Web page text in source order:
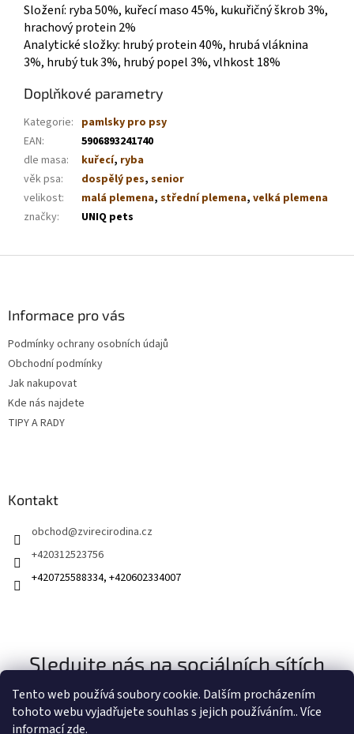
Tento web používá soubory cookie. Dalším procházením
tohoto webu vyjadřujete souhlas s jejich používáním.. Více
informacízde.
Složení: ryba 50%, kuřecí maso 45%, kukuřičný škrob 3%,
hrachový protein 2%
Analytické složky: hrubý protein 40%, hrubá vláknina
3%, hrubý tuk 3%, hrubý popel 3%, vlhkost 18%
Doplňkové parametry
Kategorie: pamlsky pro psy
EAN:
5906893241740
dle masa: kuřecí, ryba
věk psa: dospělý pes, senior
velikost: malá plemena, střední plemena, velká plemena
značky: UNIQ pets
Informace pro vás
Podmínky ochrany osobních údajů
Obchodní podmínky
Jak nakupovat
Kde nás najdete
TIPY A RADY
Kontakt
obchod@zvirecirodina.cz
+420312523756
+420725588334, +420602334007
Sledujte nás na sociálních sítích